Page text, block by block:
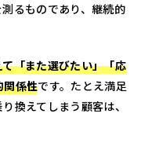
るものであり、継続的
「また選びたい」「応
関係性です。たとえ満足
換えてしまう顧客は、